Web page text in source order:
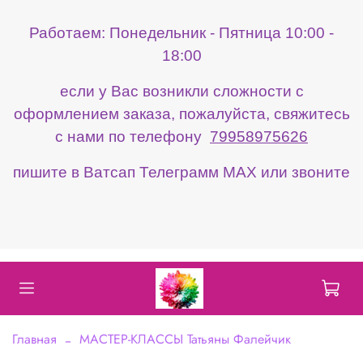
Работаем: Понедельник - Пятница 10:00 -
18:00
если у Вас возникли сложности с
оформлением заказа, пожалуйста, свяжитесь
с нами по телефону 79958975626
пишите в Ватсап Телеграмм МАХ или звоните
Главная МАСТЕР-КЛАССЫ Татьяны Фалейчик